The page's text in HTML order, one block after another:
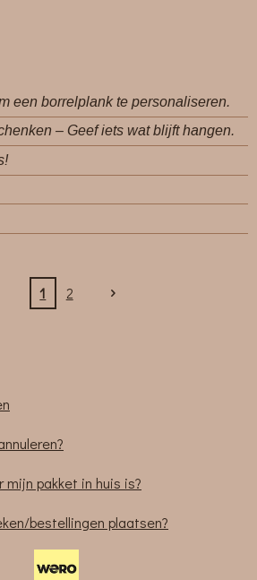
een borrelplank te personaliseren.
– Geef iets wat blijft hangen.
1 2
mijn pakket in huis is?
bestellingen plaatsen?